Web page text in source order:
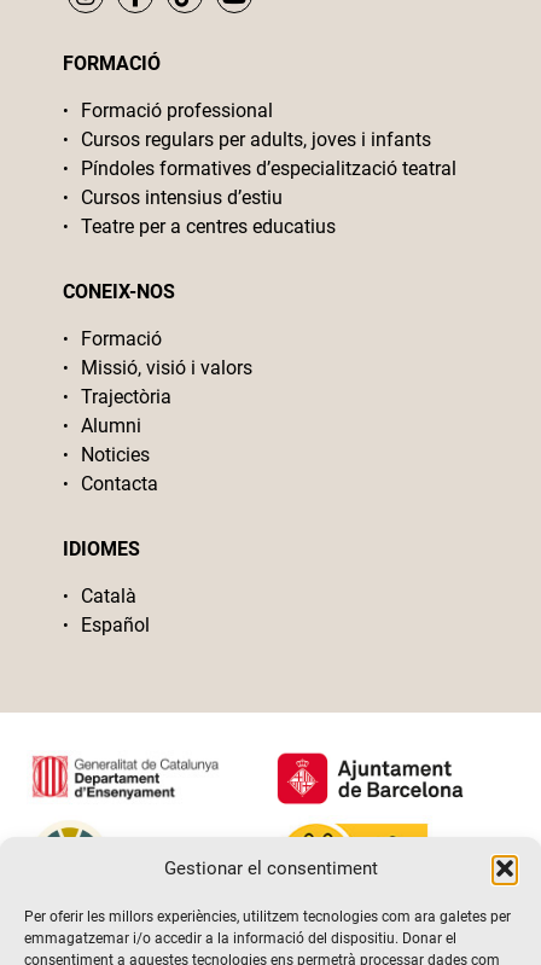
Gestionar el consentiment
Per oferir les millors experiències, utilitzem tecnologies com ara galetes per
emmagatzemar i/o accedir a la informació del dispositiu. Donar el
consentiment a aquestes tecnologies ens permetrà processar dades com
FORMACIÓ
Formació professional
Cursos regulars per adults, joves i infants
Píndoles formatives d’especialització teatral
Cursos intensius d’estiu
Teatre per a centres educatius
CONEIX-NOS
Formació
Missió, visió i valors
Trajectòria
Alumni
Noticies
Contacta
IDIOMES
Català
Español